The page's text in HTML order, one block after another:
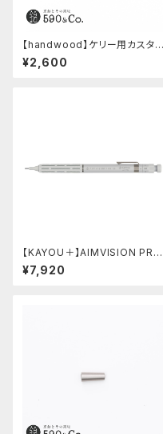
【handwood】ケリー用カスタム
後軸 (真鍮)
¥2,600
【KAYOU＋】AIMVISION PR
O/エイムビジョンプロ (スノー
ホワイト)
¥7,920